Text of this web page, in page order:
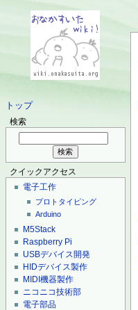
トップ
検索
クイックアクセス
電子工作
プロトタイピング
Arduino
M5Stack
Raspberry Pi
USBデバイス開発
HIDデバイス製作
MIDI機器製作
ニコニコ技術部
電子部品